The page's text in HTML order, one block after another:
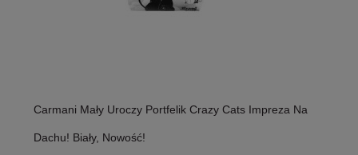
Carmani Mały Uroczy Portfelik Crazy Cats Impreza Na
Dachu! Biały, Nowość!